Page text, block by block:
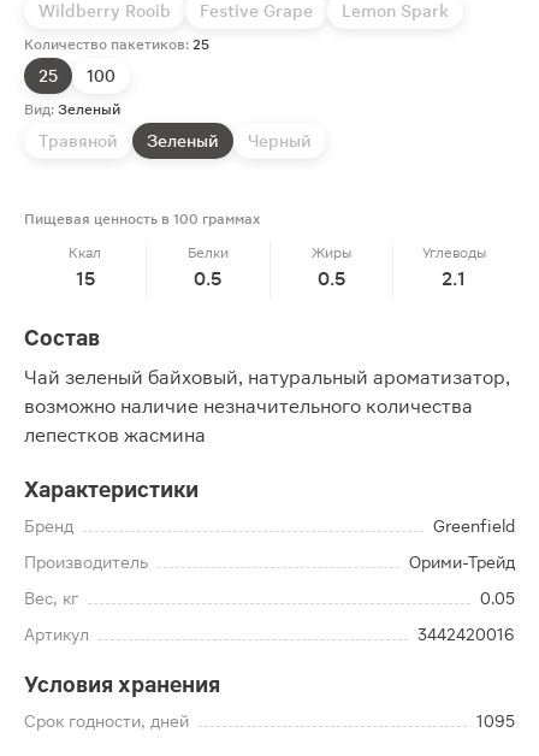
Wildberry Rooib
Festive Grape Lemon Spark
Количество пакетиков: 25
25 100
Вид: Зеленый
Травяной Зеленый Черный
Пищевая ценность в 100 граммах
Ккал
15
Белки
0.5
Жиры
0.5
Углеводы
2.1
Состав
Чай зеленый байховый, натуральный ароматизатор,
возможно наличие незначительного количества
лепестков жасмина
Характеристики
Бренд
Greenfield
Производитель
Орими-Трейд
Вес, кг
0.05
Артикул
3442420016
Условия хранения
Срок годности, дней 1095